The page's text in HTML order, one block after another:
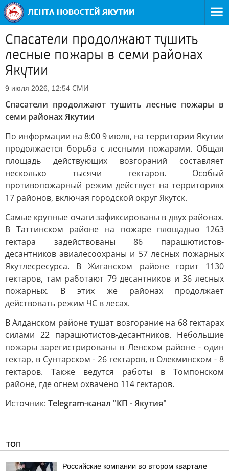
Спасатели продолжают тушить
лесные пожары в семи районах
Якутии
9 июля 2026, 12:54 СМИ
Спасатели продолжают тушить лесные пожары в
семи районах Якутии
По информации на 8:00 9 июля, на территории Якутии
продолжается борьба с лесными пожарами. Общая
площадь действующих возгораний составляет
несколько тысячи гектаров. Особый
противопожарный режим действует на территориях
17 районов, включая городской округ Якутск.
Самые крупные очаги зафиксированы в двух районах.
В Таттинском районе на пожаре площадью 1263
гектара задействованы 86 парашютистов-
десантников авиалесоохраны и 57 лесных пожарных
Якутлесресурса. В Жиганском районе горит 1130
гектаров, там работают 79 десантников и 36 лесных
пожарных. В этих же районах продолжает
действовать режим ЧС в лесах.
В Алданском районе тушат возгорание на 68 гектарах
силами 22 парашютистов-десантников. Небольшие
пожары зарегистрированы в Ленском районе - один
гектар, в Сунтарском - 26 гектаров, в Олекминском - 8
гектаров. Также ведутся работы в Томпонском
районе, где огнем охвачено 114 гектаров.
Источник: Telegram-канал "КП - Якутия"
ТОП
Российские компании во втором квартале